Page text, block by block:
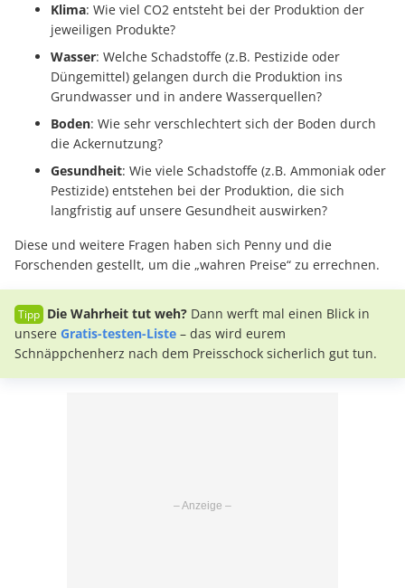
Klima: Wie viel CO2 entsteht bei der Produktion der
jeweiligen Produkte?
Wasser: Welche Schadstoffe (z.B. Pestizide oder
Düngemittel) gelangen durch die Produktion ins
Grundwasser und in andere Wasserquellen?
Boden: Wie sehr verschlechtert sich der Boden durch
die Ackernutzung?
Gesundheit: Wie viele Schadstoffe (z.B. Ammoniak oder
Pestizide) entstehen bei der Produktion, die sich
langfristig auf unsere Gesundheit auswirken?
Diese und weitere Fragen haben sich Penny und die
Forschenden gestellt, um die „wahren Preise“ zu errechnen.
Die Wahrheit tut weh? Dann werft mal einen Blick in
unsere Gratis-testen-Liste – das wird eurem
Schnäppchenherz nach dem Preisschock sicherlich gut tun.